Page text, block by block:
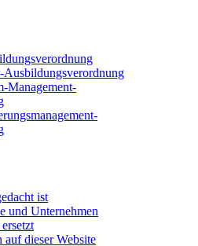
Management-
ist
und Unternehmen
dieser Website